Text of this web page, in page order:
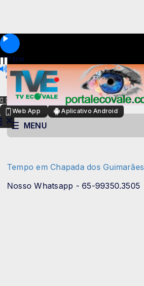
Offline
Web App Aplicativo Android
MENU
Tempo em Chapada dos Guimarães
Nosso Whatsapp - 65-99350.3505